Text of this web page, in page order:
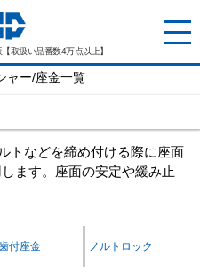
取扱い品番数4万点以上】
ャー/座金一覧
トなどを締め付ける際に座面
ます。座面の安定や緩み止
付座金 ノルトロック